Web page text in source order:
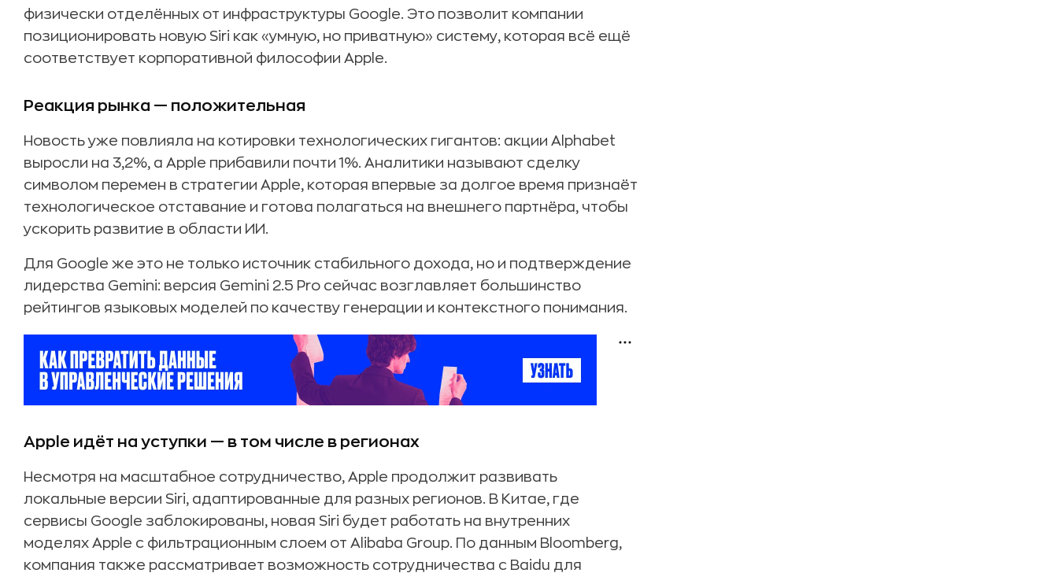
физически отделённых от инфраструктуры Google. Это позволит компании
позиционировать новую Siri как «умную, но приватную» систему, которая всё ещё
соответствует корпоративной философии Apple.
Реакция рынка — положительная
Новость уже повлияла на котировки технологических гигантов: акции Alphabet
выросли на 3,2%, а Apple прибавили почти 1%. Аналитики называют сделку
символом перемен в стратегии Apple, которая впервые за долгое время признаёт
технологическое отставание и готова полагаться на внешнего партнёра, чтобы
ускорить развитие в области ИИ.
Для Google же это не только источник стабильного дохода, но и подтверждение
лидерства Gemini: версия Gemini 2.5 Pro сейчас возглавляет большинство
рейтингов языковых моделей по качеству генерации и контекстного понимания.
Apple идёт на уступки — в том числе в регионах
Несмотря на масштабное сотрудничество, Apple продолжит развивать
локальные версии Siri, адаптированные для разных регионов. В Китае, где
сервисы Google заблокированы, новая Siri будет работать на внутренних
моделях Apple с фильтрационным слоем от Alibaba Group. По данным Bloomberg,
компания также рассматривает возможность сотрудничества с Baidu для